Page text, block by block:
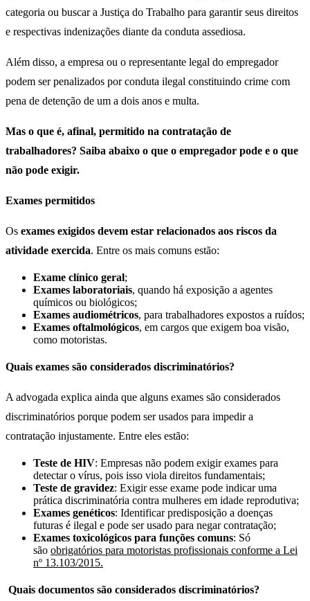
categoria ou buscar a Justiça do Trabalho para garantir seus direitos
e respectivas indenizações diante da conduta assediosa.
Além disso, a empresa ou o representante legal do empregador
podem ser penalizados por conduta ilegal constituindo crime com
pena de detenção de um a dois anos e multa.
Mas o que é, afinal, permitido na contratação de
trabalhadores? Saiba abaixo o que o empregador pode e o que
não pode exigir.
Exames permitidos
Os exames exigidos devem estar relacionados aos riscos da
atividade exercida. Entre os mais comuns estão:
Exame clínico geral;
Exames laboratoriais, quando há exposição a agentes
químicos ou biológicos;
Exames audiométricos, para trabalhadores expostos a ruídos;
Exames oftalmológicos, em cargos que exigem boa visão,
como motoristas.
Quais exames são considerados discriminatórios?
A advogada explica ainda que alguns exames são considerados
discriminatórios porque podem ser usados para impedir a
contratação injustamente. Entre eles estão:
Teste de HIV: Empresas não podem exigir exames para
detectar o vírus, pois isso viola direitos fundamentais;
Teste de gravidez: Exigir esse exame pode indicar uma
prática discriminatória contra mulheres em idade reprodutiva;
Exames genéticos: Identificar predisposição a doenças
futuras é ilegal e pode ser usado para negar contratação;
Exames toxicológicos para funções comuns: Só
são obrigatórios para motoristas profissionais conforme a Lei
nº 13.103/2015.
Quais documentos são considerados discriminatórios?